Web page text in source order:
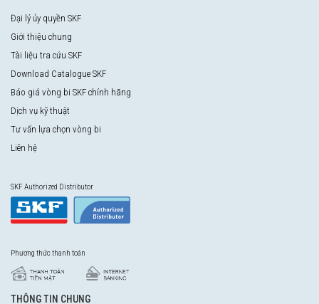
Đại lý ủy quyền SKF
Giới thiệu chung
Tài liệu tra cứu SKF
Download Catalogue SKF
Báo giá vòng bi SKF chính hãng
Dịch vụ kỹ thuật
Tư vấn lựa chọn vòng bi
Liên hệ
SKF Authorized Distributor
Phương thức thanh toán
THÔNG TIN CHUNG